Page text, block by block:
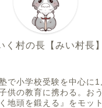
く村の長【みい村長】
で小学校受験を中心に
供の教育に携わる。お
地頭を鍛える』をモッ